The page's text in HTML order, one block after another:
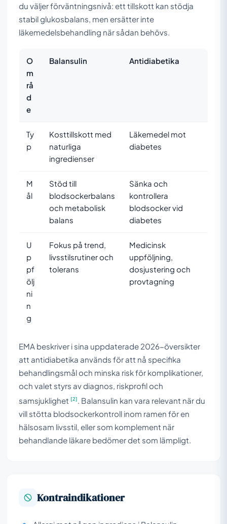
du väljer förväntningsnivå: ett tillskott kan stödja
stabil glukosbalans, men ersätter inte
läkemedelsbehandling när sådan behövs.
O
m
rå
d
e
Balansulin Antidiabetika
Ty
p
Kosttillskott med
naturliga
ingredienser
Läkemedel mot
diabetes
M
ål
Stöd till
blodsockerbalans
och metabolisk
balans
Sänka och
kontrollera
blodsocker vid
diabetes
U
p
pf
ölj
ni
n
g
Fokus på trend,
livsstilsrutiner och
tolerans
Medicinsk
uppföljning,
dosjustering och
provtagning
EMA beskriver i sina uppdaterade 2026-översikter
att antidiabetika används för att nå specifika
behandlingsmål och minska risk för komplikationer,
och valet styrs av diagnos, riskprofil och
samsjuklighet [2]
. Balansulin kan vara relevant när du
vill stötta blodsockerkontroll inom ramen för en
hälsosam livsstil, eller som komplement när
behandlande läkare bedömer det som lämpligt.
Kontraindikationer